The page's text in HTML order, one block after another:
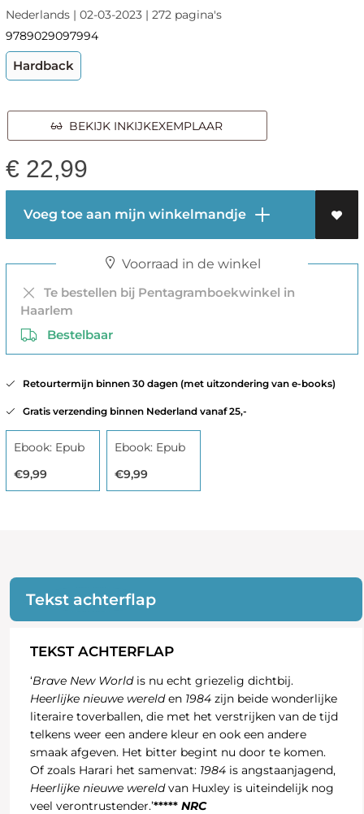
Nederlands | 02-03-2023 | 272 pagina's
9789029097994
Hardback
BEKIJK INKIJKEXEMPLAAR
€ 22,99
Voeg toe aan mijn winkelmandje
Voorraad in de winkel
Te bestellen bij Pentagramboekwinkel in
Haarlem
Bestelbaar
Retourtermijn binnen 30 dagen (met uitzondering van e-books)
Gratis verzending binnen Nederland vanaf 25,-
Ebook: Epub
€9,99
Ebook: Epub
€9,99
Tekst achterflap
TEKST ACHTERFLAP
‘Brave New Worldis nu echt griezelig dichtbij.
Heerlijke nieuwe werelden 1984zijn beide wonderlijke
literaire toverballen, die met het verstrijken van de tijd
telkens weer een andere kleur en ook een andere
smaak afgeven. Het bitter begint nu door te komen.
Of zoals Harari het samenvat: 1984is angstaanjagend,
Heerlijke nieuwe wereldvan Huxley is uiteindelijk nog
veel verontrustender.’***** NRC